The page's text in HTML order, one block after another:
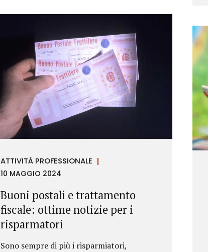
semestre 2024, con particolare
sezioni della rassegna riguardano le novità
nella disciplina internazionale e
nazionale, e forniscono informazioni su
eventuali consultazioni pubbliche e
su pronunce di particolare
rilevanza emesse nell’esercizio
dell’attività giurisdizionale. In questo
numero l’approfondimento è dedicato, in
particolare: alla recente normativa della
Package), tra cui il Regolamento
Antiriciclaggio e la Direttiva AML;
all’AMLA, ovvero alla nuova Autorità
europea che inizierà...
ATTIVITÀ PROFESSIONALE
10 MAGGIO 2024
Buoni postali e trattamento
fiscale: ottime notizie per i
risparmatori
Sono sempre di più i risparmiatori,